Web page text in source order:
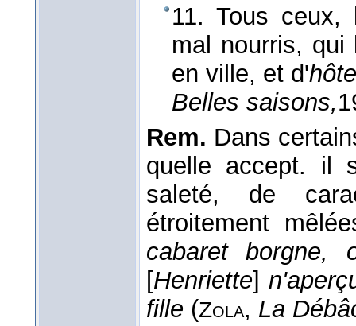
11. Tous
mal nourris,
en ville, et d'
Belles saisons,
Rem. Dans
quelle accept. il
saleté, de
étroitement
cabaret borgne,
[Henriette]
fille (Zola, La